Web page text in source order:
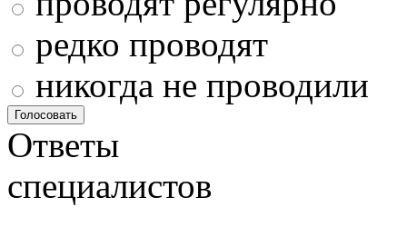
редко проводят
никогда не проводили
Ответы
специалистов